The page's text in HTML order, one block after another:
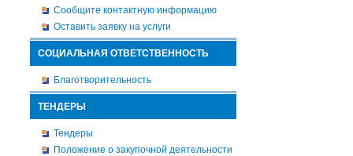
Сообщите контактную информацию
Оставить заявку на услуги
СОЦИАЛЬНАЯ ОТВЕТСТВЕННОСТЬ
Благотворительность
ТЕНДЕРЫ
Тендеры
Положение о закупочной деятельности